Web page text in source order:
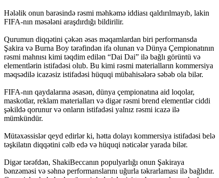
Hələlik onun barəsində rəsmi məhkəmə iddiası qaldırılmayıb, lakin
FIFA-nın məsələni araşdırdığı bildirilir.
Qurumun diqqətini çəkən əsas məqamlardan biri performansda
Şakira və Burna Boy tərəfindən ifa olunan və Dünya Çempionatının
rəsmi mahnısı kimi təqdim edilən “Dai Dai” ilə bağlı görüntü və
elementlərin istifadəsi olub. Bu kimi rəsmi materialların kommersiya
məqsədilə icazəsiz istifadəsi hüquqi mübahisələrə səbəb ola bilər.
FIFA-nın qaydalarına əsasən, dünya çempionatına aid loqolar,
maskotlar, reklam materialları və digər rəsmi brend elementlər ciddi
şəkildə qorunur və onların istifadəsi yalnız rəsmi icazə ilə
mümkündür.
Mütəxəssislər qeyd edirlər ki, hətta dolayı kommersiya istifadəsi belə
təşkilatın diqqətini cəlb edə və hüquqi nəticələr yarada bilər.
Digər tərəfdən, ShakiBeccanın populyarlığı onun Şakiraya
bənzəməsi və səhnə performanslarını uğurla təkrarlaması ilə bağlıdır.